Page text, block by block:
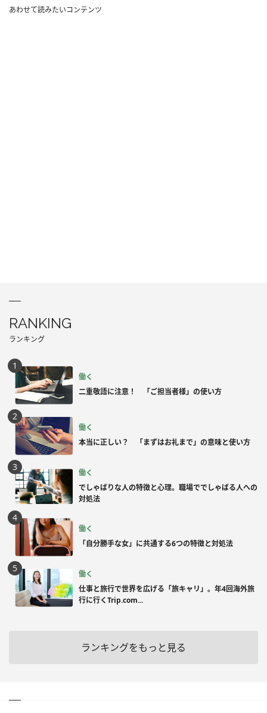
あわせて読みたいコンテンツ
RANKING
ランキング
働く
二重敬語に注意！ 「ご担当者様」の使い方
働く
本当に正しい？ 「まずはお礼まで」の意味と使い方
働く
でしゃばりな人の特徴と心理。職場ででしゃばる人への
対処法
働く
「自分勝手な女」に共通する6つの特徴と対処法
働く
仕事と旅行で世界を広げる「旅キャリ」。年4回海外旅
行に行くTrip.com...
ランキングをもっと見る